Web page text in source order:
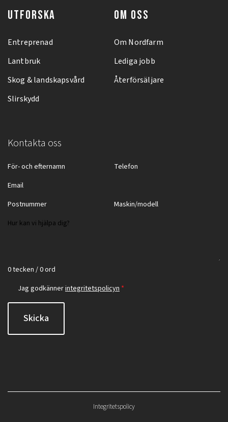
UTFORSKA
Entreprenad
Lantbruk
Skog & landskapsvård
Slirskydd
OM OSS
Om Nordfarm
Lediga jobb
Återförsäljare
Kontakta oss
0 tecken / 0 ord
Jag godkännerintegritetspolicyn *
Skicka
Integritetspolicy